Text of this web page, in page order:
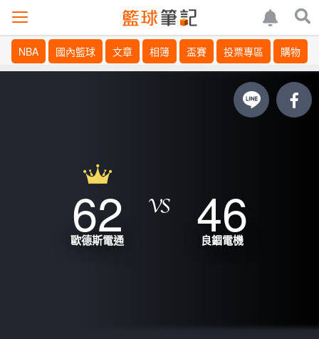
NBA 國內籃球 文章 相簿 盃賽 投票專區 購物
62
歐德斯電通 46
良錮電機